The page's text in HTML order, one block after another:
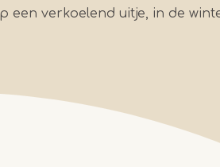
een verkoelend uitje, in de